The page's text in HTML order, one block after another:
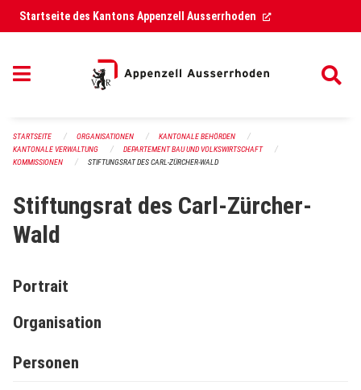
Navigation überspringen
Startseite des Kantons Appenzell Ausserrhoden (External Link)
STARTSEITE ORGANISATIONEN
KANTONALE BEHÖRDEN
KANTONALE VERWALTUNG
DEPARTEMENT BAU UND VOLKSWIRTSCHAFT
KOMMISSIONEN
STIFTUNGSRAT DES CARL-ZÜRCHER-WALD
Stiftungsrat des Carl-Zürcher-
Wald
Portrait
Organisation
Personen